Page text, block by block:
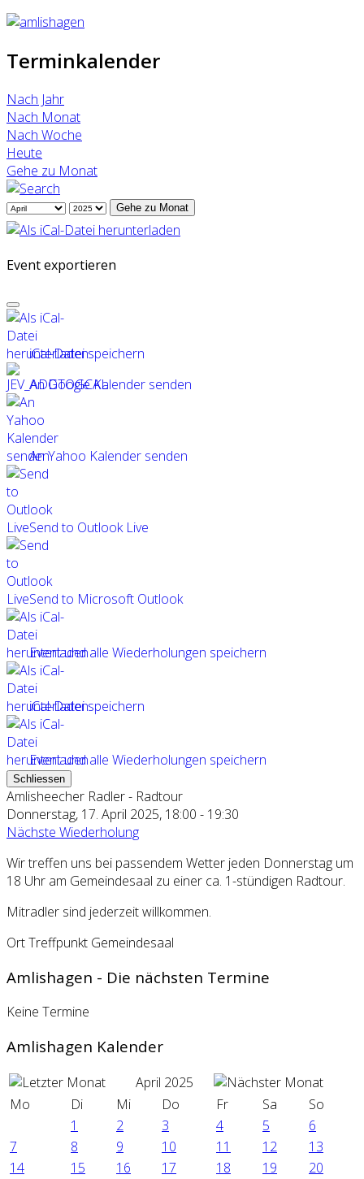
Terminkalender
Nach Jahr
Nach Monat
Nach Woche
Heute
Gehe zu Monat
Gehe zu Monat
Event exportieren
iCal-Datei speichern
An Google Kalender senden
An Yahoo Kalender senden
Send to Outlook Live
Send to Microsoft Outlook
Event und alle Wiederholungen speichern
iCal-Datei speichern
Event und alle Wiederholungen speichern
Schliessen
Amlisheecher Radler - Radtour
Donnerstag, 17. April 2025, 18:00 - 19:30
Nächste Wiederholung
Wir treffen uns bei passendem Wetter jeden Donnerstag um
18 Uhr am Gemeindesaal zu einer ca. 1-stündigen Radtour.
Mitradler sind jederzeit willkommen.
OrtTreffpunkt Gemeindesaal
Amlishagen - Die nächsten Termine
Keine Termine
Amlishagen Kalender
April 2025
Mo
Di Mi Do Fr Sa
So
1
2 3 4 5
6
7
8 9 10 11 12
13
14
15 16 17 18 19
20